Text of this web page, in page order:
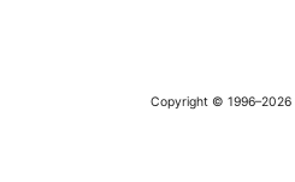
Copyright © 1996–2026